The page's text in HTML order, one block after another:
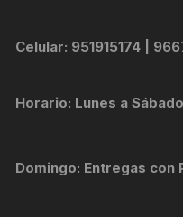
Celular: 951915174 |
Horario: Lunes a
Domingo: Entregas con